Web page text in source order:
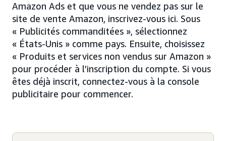
Amazon Ads et que vous ne vendez pas sur le
site de vente Amazon, inscrivez-vous ici. Sous
« Publicités commanditées », sélectionnez
« États-Unis » comme pays. Ensuite, choisissez
« Produits et services non vendus sur Amazon »
pour procéder à l’inscription du compte. Si vous
êtes déjà inscrit, connectez-vous à la console
publicitaire pour commencer.